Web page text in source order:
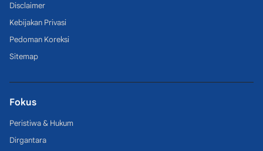
Disclaimer
Kebijakan Privasi
Pedoman Koreksi
Sitemap
Fokus
Peristiwa & Hukum
Dirgantara